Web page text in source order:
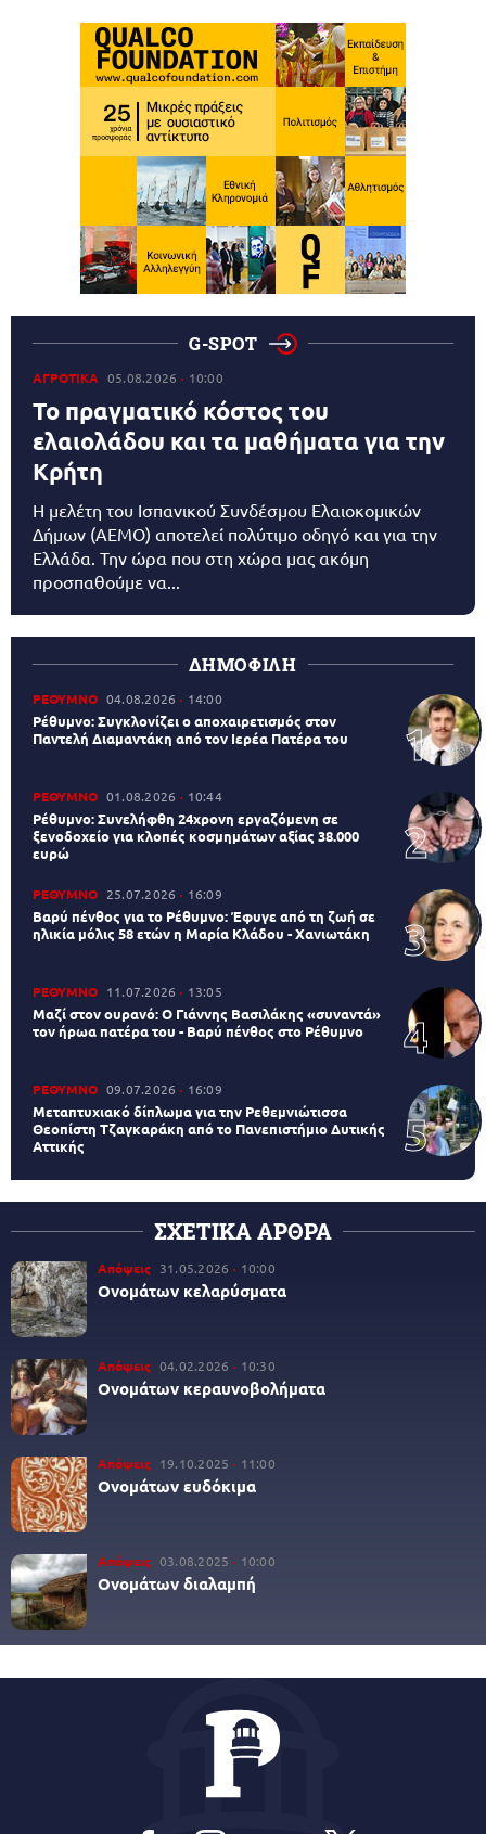
G-SPOT
ΑΓΡΟΤΙΚΑ 05.08.2026 10:00
Το πραγματικό κόστος του
ελαιολάδου και τα μαθήματα για την
Κρήτη
Η μελέτη του Ισπανικού Συνδέσμου Ελαιοκομικών
Δήμων (AEMO) αποτελεί πολύτιμο οδηγό και για την
Ελλάδα. Την ώρα που στη χώρα μας ακόμη
προσπαθούμε να...
ΔΗΜΟΦΙΛΗ
ΡΕΘΥΜΝΟ 04.08.2026 14:00
Ρέθυμνο: Συγκλονίζει ο αποχαιρετισμός στον
Παντελή Διαμαντάκη από τον Ιερέα Πατέρα του
ΡΕΘΥΜΝΟ 01.08.2026 10:44
Ρέθυμνο: Συνελήφθη 24χρονη εργαζόμενη σε
ξενοδοχείο για κλοπές κοσμημάτων αξίας 38.000
ευρώ
ΡΕΘΥΜΝΟ 25.07.2026 16:09
Βαρύ πένθος για το Ρέθυμνο: Έφυγε από τη ζωή σε
ηλικία μόλις 58 ετών η Μαρία Κλάδου - Χανιωτάκη
ΡΕΘΥΜΝΟ 11.07.2026 13:05
Μαζί στον ουρανό: Ο Γιάννης Βασιλάκης «συναντά»
τον ήρωα πατέρα του - Βαρύ πένθος στο Ρέθυμνο
ΡΕΘΥΜΝΟ 09.07.2026 16:09
Μεταπτυχιακό δίπλωμα για την Ρεθεμνιώτισσα
Θεοπίστη Τζαγκαράκη από το Πανεπιστήμιο Δυτικής
Αττικής
ΣΧΕΤΙΚΑ ΑΡΘΡΑ
Απόψεις 31.05.2026 10:00
Ονομάτων κελαρύσματα
Απόψεις 04.02.2026 10:30
Ονομάτων κεραυνοβολήματα
Απόψεις 19.10.2025 11:00
Ονομάτων ευδόκιμα
Απόψεις 03.08.2025 10:00
Ονομάτων διαλαμπή